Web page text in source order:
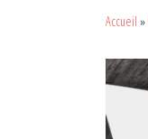
Accueil »